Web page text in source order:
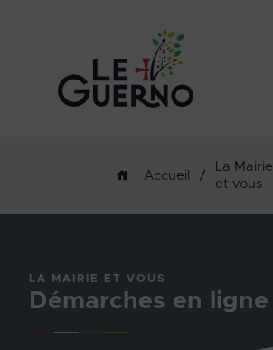
Accueil /
La Mairie
et vous
LA MAIRIE ET VOUS
Démarches en ligne